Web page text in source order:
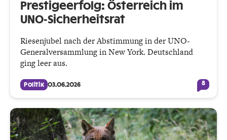
Prestigeerfolg: Österreich im
UNO-Sicherheitsrat
Riesenjubel nach der Abstimmung in der UNO-
Generalversammlung in New York. Deutschland
ging leer aus.
Politik 03.06.2026 8